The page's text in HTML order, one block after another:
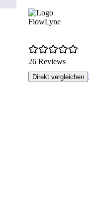
FlowLyne
26 Reviews
Direkt vergleichen